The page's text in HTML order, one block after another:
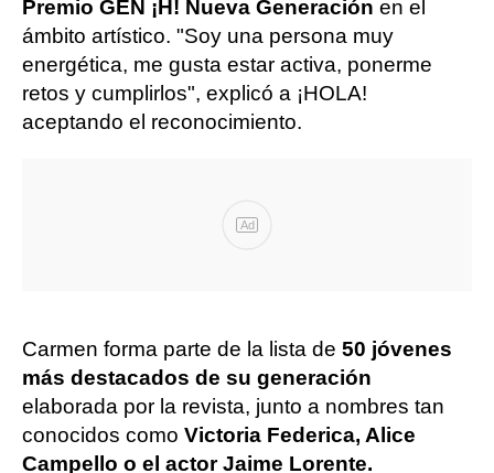
Premio GEN ¡H! Nueva Generación en el
ámbito artístico. "Soy una persona muy
energética, me gusta estar activa, ponerme
retos y cumplirlos", explicó a ¡HOLA!
aceptando el reconocimiento.
Ad
Carmen forma parte de la lista de 50 jóvenes
más destacados de su generación
elaborada por la revista, junto a nombres tan
conocidos como Victoria Federica, Alice
Campello o el actor Jaime Lorente.